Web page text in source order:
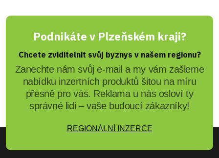
Podnikáte v Plzeňském kraji?
Chcete zviditelnit svůj byznys v našem regionu?
Zanechte nám svůj e-mail a my vám zašleme
nabídku inzertních produktů šitou na míru
přesně pro vás. Reklama u nás osloví ty
správné lidi – vaše budoucí zákazníky!
REGIONÁLNÍ INZERCE